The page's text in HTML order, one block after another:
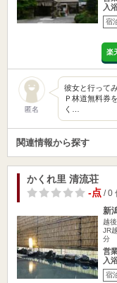
入
宿
楽
匿名
彼女と行って
Ｐ林道無料券
く…
関連情報から探す
かくれ里 清流荘
-点/ 0
新
越
JR
分
営
入
宿